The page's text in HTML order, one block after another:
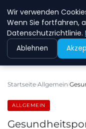
NEW
Startseite Allgemein
ALLGEMEIN
Wir verwenden
Wenn Sie fortfahren,
Datenschutzrichtlinie.
Ablehnen